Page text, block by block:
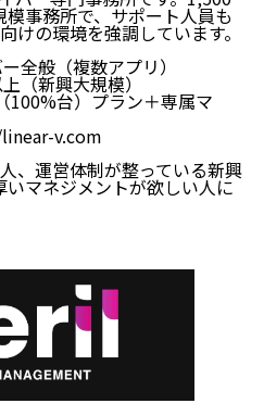
事務所で、サポート人員も
けの環境を強調しています。
全般（複数アプリ）
（新興大規模）
100%台）プラン＋専属マ
v.com
、運営体制が整っている新興
マネジメントが欲しい人に